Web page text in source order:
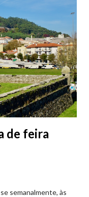
de feira
semanalmente, às